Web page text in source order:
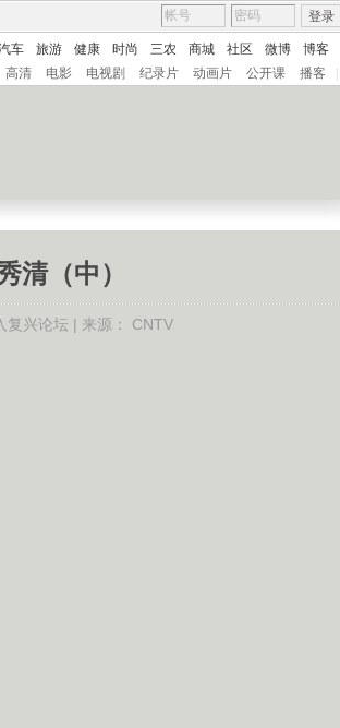
登录
车 旅游 健康 时尚 三农 商城 社区 微博 博客
高清 电影 电视剧 纪录片 动画片 公开课 播客
清（中）
复兴论坛 | 来源： CNTV